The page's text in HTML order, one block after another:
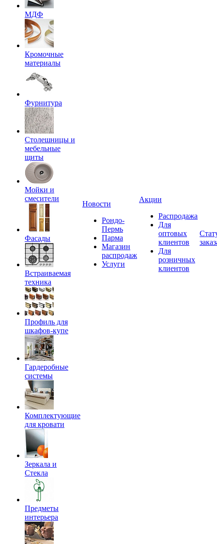
МДФ
Кромочные
материалы
Фурнитура
Столешницы и
мебельные
щиты
Мойки и
смесители
Фасады
Встраиваемая
техника
Профиль для
шкафов-купе
Гардеробные
системы
Комплектующие
для кровати
Зеркала и
Стекла
Предметы
интерьера
Новости
Рондо-
Пермь
Парма
Магазин
распродаж
Услуги
Акции
Распродажа
Для
оптовых
клиентов
Для
розничных
клиентов